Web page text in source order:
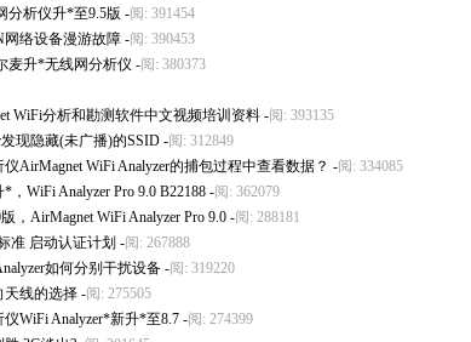
分析仪升*至9.5版 -阅: 391454
络设备漫游故障 -阅: 390453
麦升*无线网分析仪 -阅: 380373
WiFi分析和勘测软件中文视频培训资料 -阅: 393135
现隐藏(未广播)的SSID -阅: 312849
AirMagnet WiFi Analyzer的捕包过程中查看数据？ -阅: 334085
* ，WiFi Analyzer Pro 9.0 B22188 -阅: 362079
，AirMagnet WiFi Analyzer Pro 9.0 -阅: 288181
准 启动认证计划 -阅: 267888
如何分别干扰设备 -阅: 319220
天线的选择 -阅: 275505
WiFi Analyzer*新升*至8.7 -阅: 274399